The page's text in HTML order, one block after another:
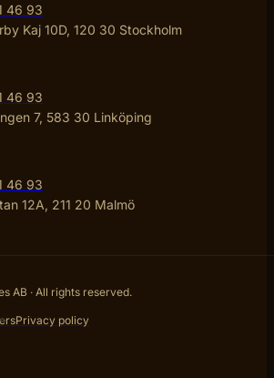
46 93
Kaj 10D, 120 30 Stockholm
46 93
7, 583 30 Linköping
46 93
12A, 211 20 Malmö
AB · All rights reserved.
Privacy policy